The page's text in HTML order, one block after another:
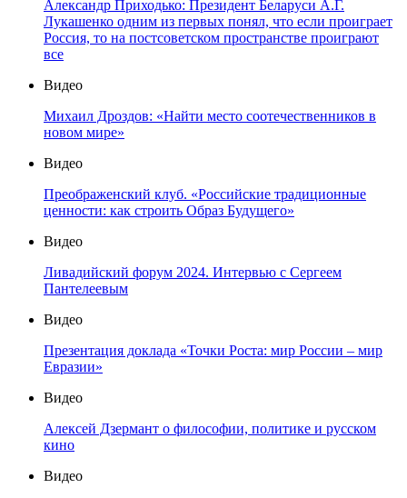
Александр Приходько: Президент Беларуси А.Г.
Лукашенко одним из первых понял, что если проиграет
Россия, то на постсоветском пространстве проиграют
все
Видео
Михаил Дроздов: «Найти место соотечественников в
новом мире»
Видео
Преображенский клуб. «Российские традиционные
ценности: как строить Образ Будущего»
Видео
Ливадийский форум 2024. Интервью с Сергеем
Пантелеевым
Видео
Презентация доклада «Точки Роста: мир России – мир
Евразии»
Видео
Алексей Дзермант о философии, политике и русском
кино
Видео